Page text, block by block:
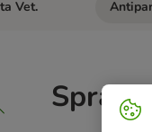
Perros
de categoria abierto: Gatos
Vet. Menú